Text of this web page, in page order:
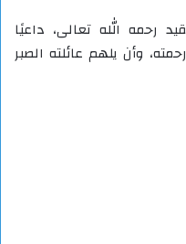
رحمه الله تعالى، داعيًا
وأن يلهم عائلته الصبر